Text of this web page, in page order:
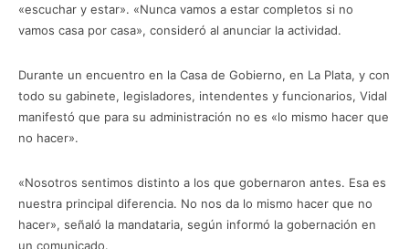
«escuchar y estar». «Nunca vamos a estar completos si no
vamos casa por casa», consideró al anunciar la actividad.
Durante un encuentro en la Casa de Gobierno, en La Plata, y con
todo su gabinete, legisladores, intendentes y funcionarios, Vidal
manifestó que para su administración no es «lo mismo hacer que
no hacer».
«Nosotros sentimos distinto a los que gobernaron antes. Esa es
nuestra principal diferencia. No nos da lo mismo hacer que no
hacer», señaló la mandataria, según informó la gobernación en
un comunicado.